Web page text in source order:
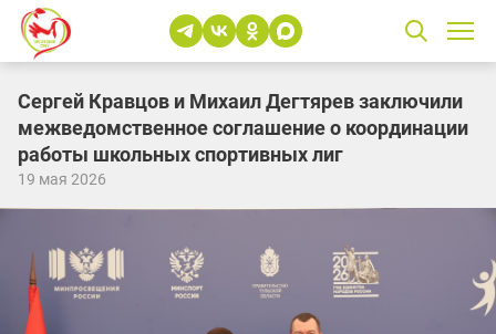
Сергей Кравцов и Михаил Дегтярев заключили
межведомственное соглашение о координации
работы школьных спортивных лиг
19 мая 2026